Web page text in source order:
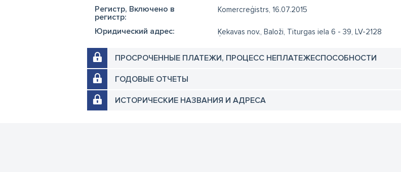
Регистр, Включено в
регистр:
Komercreģistrs, 16.07.2015
Юридический адрес: Ķekavas nov., Baloži, Titurgas iela 6 - 39, LV-2128
ПРОСРОЧЕННЫЕ ПЛАТЕЖИ, ПРОЦЕСС НЕПЛАТЕЖЕСПОСОБНОСТИ
ГОДОВЫЕ ОТЧЕТЫ
ИСТОРИЧЕСКИЕ НАЗВАНИЯ И АДРЕСА